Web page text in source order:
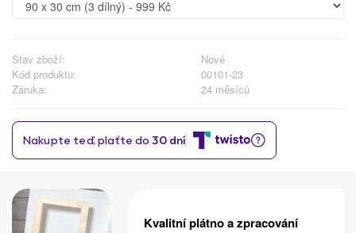
Stav zboží:
Nové
Kód produktu:
00101-23
Záruka:
24 měsíců
Kvalitní plátno a zpracování